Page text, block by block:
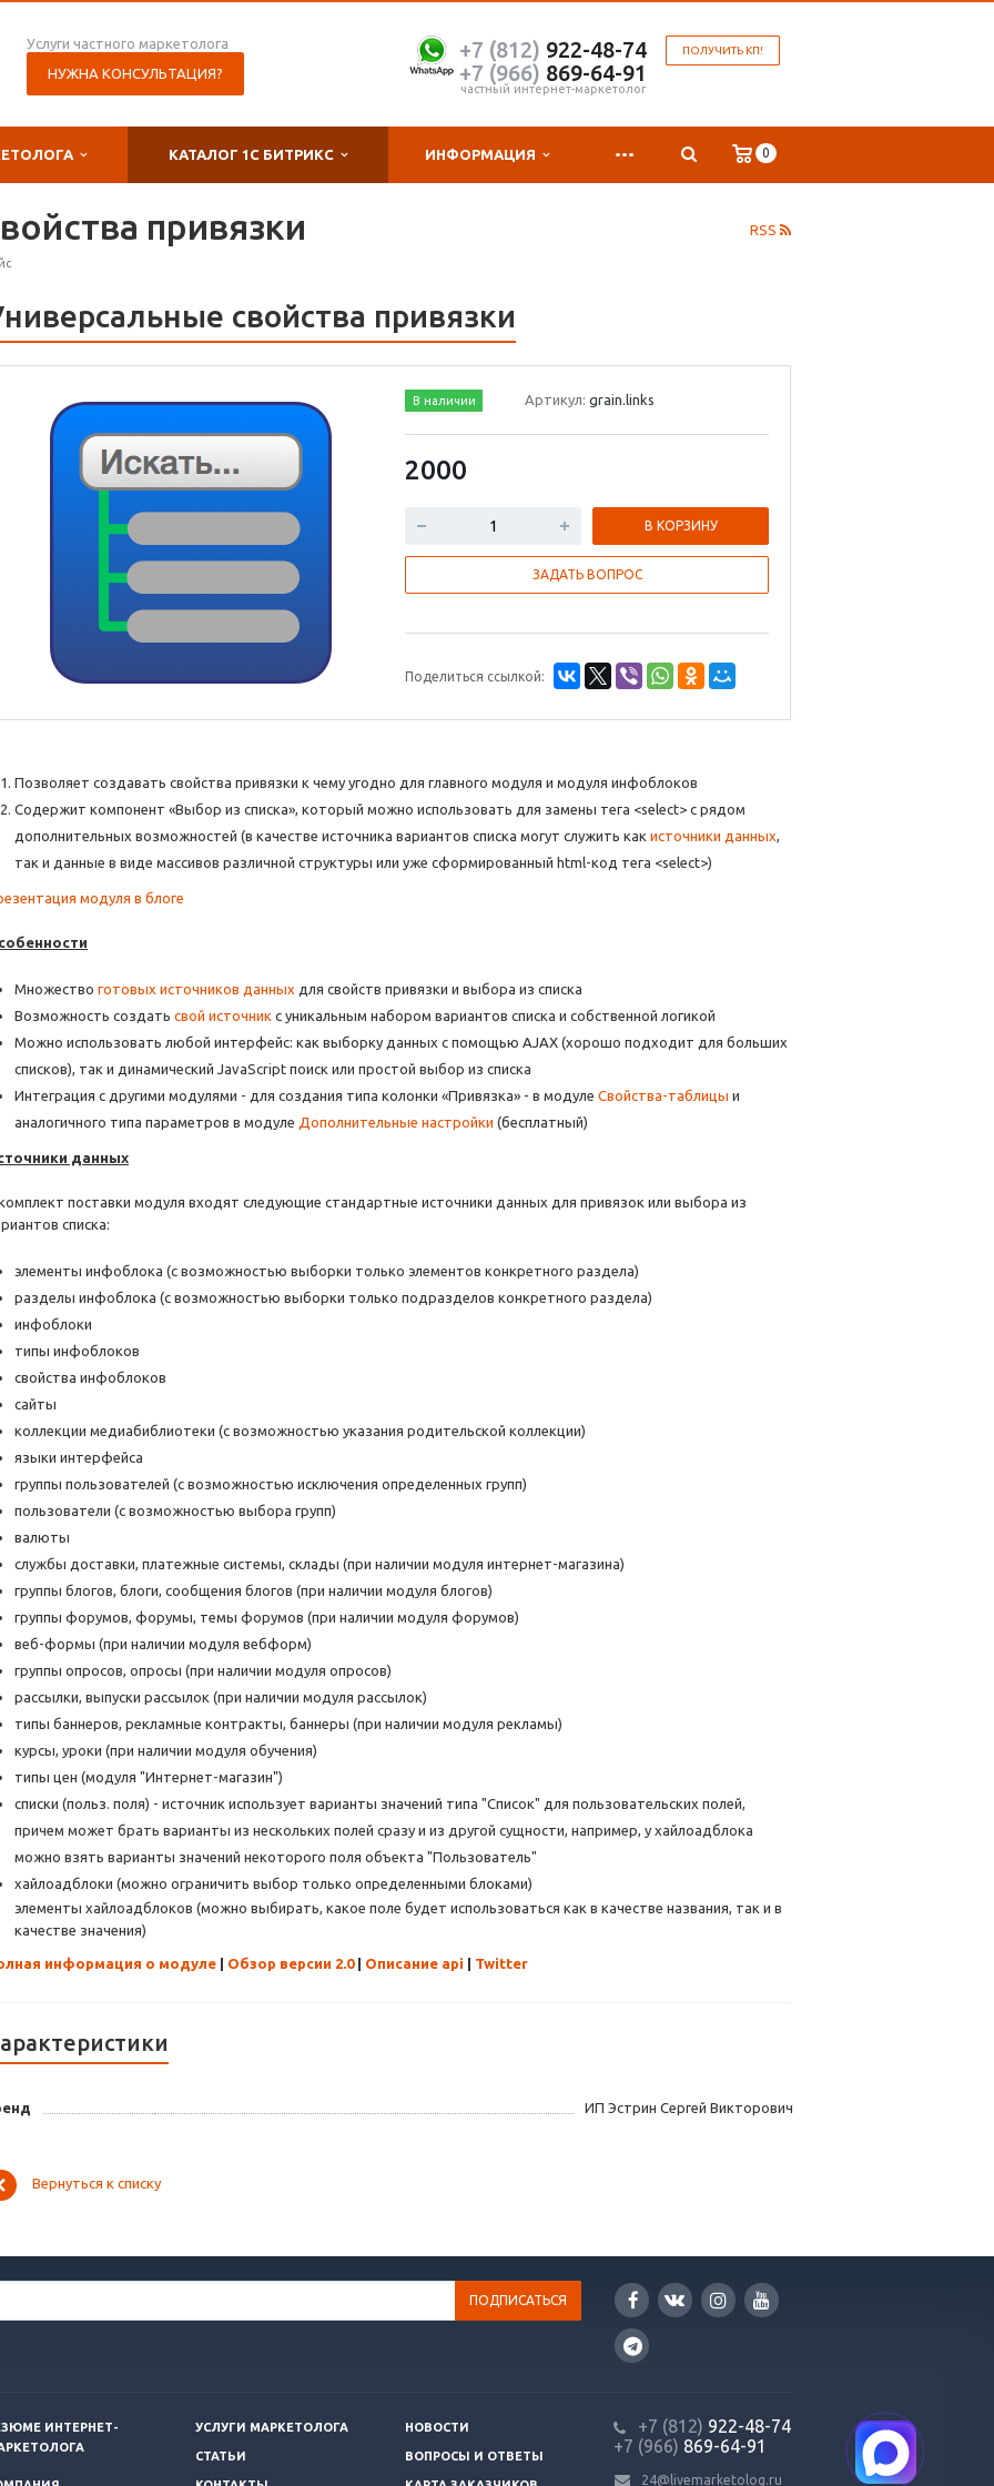
Услуги частного маркетолога
НУЖНА КОНСУЛЬТАЦИЯ?
ПОЛУЧИТЬ КП!
+7 (812) 922-48-74
+7 (966) 869-64-91
частный интернет-маркетолог
КАТАЛОГ 1С БИТРИКС ИНФОРМАЦИЯ ... 0
RSS
привязки
свойства привязки
В наличии Артикул:grain.links
2000
В КОРЗИНУ
ЗАДАТЬ ВОПРОС
Поделиться ссылкой:
Позволяет создавать свойства привязки к чему угодно для главного модуля и модуля инфоблоков
Содержит компонент «Выбор из списка», который можно использовать для замены тега <select> с рядом
дополнительных возможностей (в качестве источника вариантов списка могут служить как источники данных,
так и данные в виде массивов различной структуры или уже сформированный html-код тега <select>)
модуля в блоге
Множество готовых источников данных для свойств привязки и выбора из списка
Возможность создать свой источник с уникальным набором вариантов списка и собственной логикой
Можно использовать любой интерфейс: как выборку данных с помощью AJAX (хорошо подходит для больших
списков), так и динамический JavaScript поиск или простой выбор из списка
Интеграция с другими модулями - для создания типа колонки «Привязка» - в модуле Свойства-таблицы и
аналогичного типа параметров в модуле Дополнительные настройки (бесплатный)
данных
поставки модуля входят следующие стандартные источники данных для привязок или выбора из
списка:
элементы инфоблока (с возможностью выборки только элементов конкретного раздела)
разделы инфоблока (с возможностью выборки только подразделов конкретного раздела)
инфоблоки
типы инфоблоков
свойства инфоблоков
сайты
коллекции медиабиблиотеки (с возможностью указания родительской коллекции)
языки интерфейса
группы пользователей (с возможностью исключения определенных групп)
пользователи (с возможностью выбора групп)
валюты
службы доставки, платежные системы, склады (при наличии модуля интернет-магазина)
группы блогов, блоги, сообщения блогов (при наличии модуля блогов)
группы форумов, форумы, темы форумов (при наличии модуля форумов)
веб-формы (при наличии модуля вебформ)
группы опросов, опросы (при наличии модуля опросов)
рассылки, выпуски рассылок (при наличии модуля рассылок)
типы баннеров, рекламные контракты, баннеры (при наличии модуля рекламы)
курсы, уроки (при наличии модуля обучения)
типы цен (модуля "Интернет-магазин")
списки (польз. поля) - источник использует варианты значений типа "Список" для пользовательских полей,
причем может брать варианты из нескольких полей сразу и из другой сущности, например, у хайлоадблока
можно взять варианты значений некоторого поля объекта "Пользователь"
хайлоадблоки (можно ограничить выбор только определенными блоками)
элементы хайлоадблоков (можно выбирать, какое поле будет использоваться как в качестве названия, так и в
качестве значения)
информация о модуле Обзор версии 2.0| Описание api Twitter
ИП Эстрин Сергей Викторович
Вернуться к списку
ИНТЕРНЕТ-
УСЛУГИ МАРКЕТОЛОГА НОВОСТИ
СТАТЬИ ВОПРОСЫ И ОТВЕТЫ
+7 (812) 922-48-74
+7 (966) 869-64-91
24@livemarketolog.ru